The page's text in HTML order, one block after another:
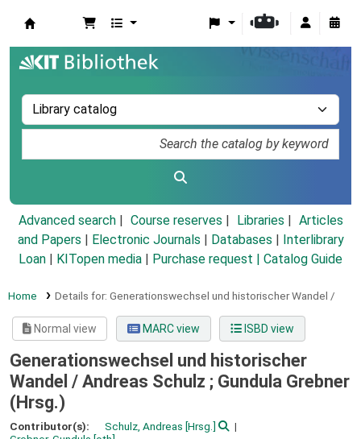
Advanced search Course reserves Libraries
Articles
and Papers
Electronic Journals Databases
Interlibrary
Loan
KITopen media Purchase request | Catalog Guide
Home Details for: Generationswechsel und historischer Wandel /
Normal view MARC view ISBD view
Generationswechsel und historischer
Wandel / Andreas Schulz ; Gundula Grebner
(Hrsg.)
Contributor(s): Schulz, Andreas [Hrsg.]